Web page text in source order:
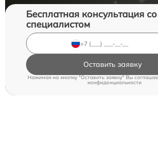
Бесплатная консультация со
специалистом
Оставить заявку
Нажимая на кнопку "Оставить заявку" Вы
конфиденциальности